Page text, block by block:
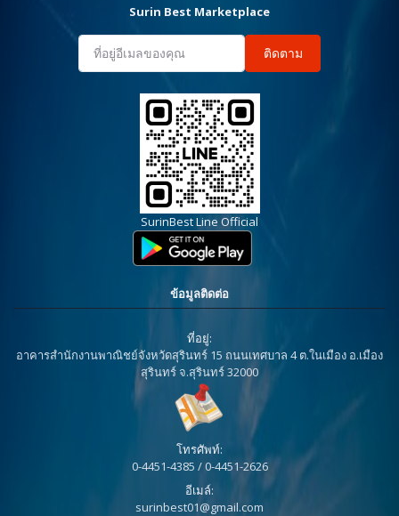
Surin Best Marketplace
ติดตาม
SurinBest Line Official
ข้อมูลติดต่อ
ที่อยู่:
อาคารสำนักงานพาณิชย์จังหวัดสุรินทร์ 15 ถนนเทศบาล 4 ต.ในเมือง อ.เมือง
สุรินทร์ จ.สุรินทร์ 32000
โทรศัพท์:
0-4451-4385 / 0-4451-2626
อีเมล์:
surinbest01@gmail.com